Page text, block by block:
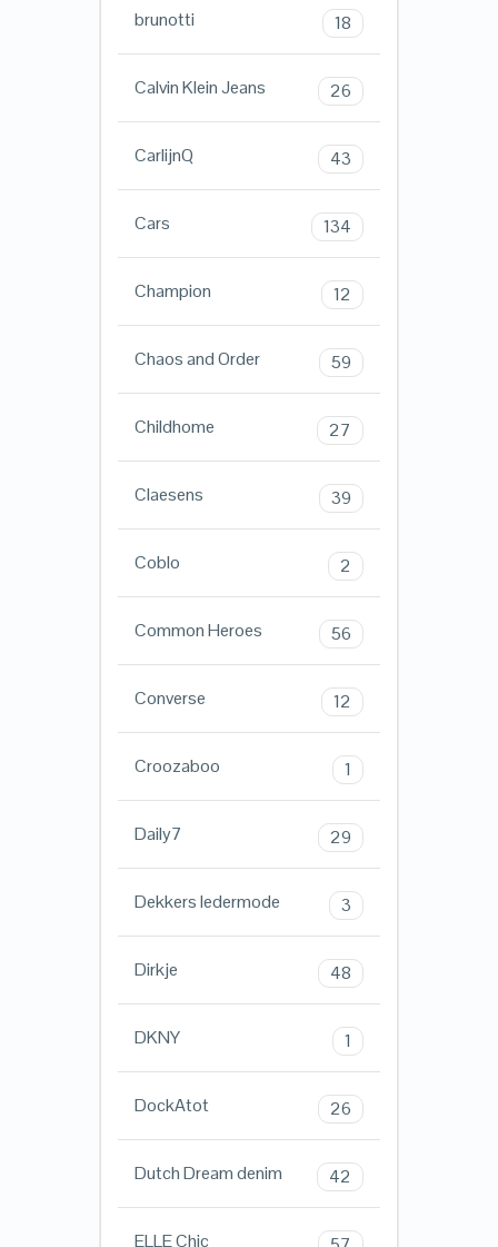
brunotti 18
Calvin Klein Jeans 26
CarlijnQ 43
Cars 134
Champion 12
Chaos and Order 59
Childhome 27
Claesens 39
Coblo 2
Common Heroes 56
Converse 12
Croozaboo 1
Daily7 29
Dekkers ledermode 3
Dirkje 48
DKNY 1
DockAtot 26
Dutch Dream denim 42
ELLE Chic